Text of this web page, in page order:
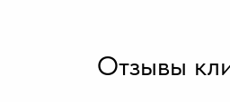
Отзывы